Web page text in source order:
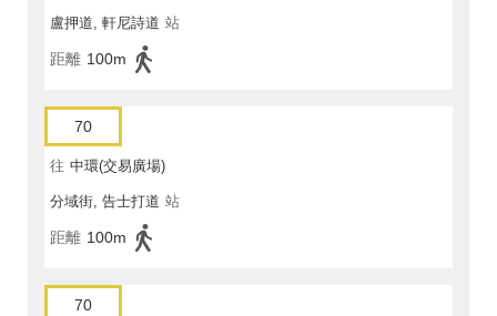
盧押道, 軒尼詩道 站
距離 100m
70
往 中環(交易廣場)
分域街, 告士打道 站
距離 100m
70